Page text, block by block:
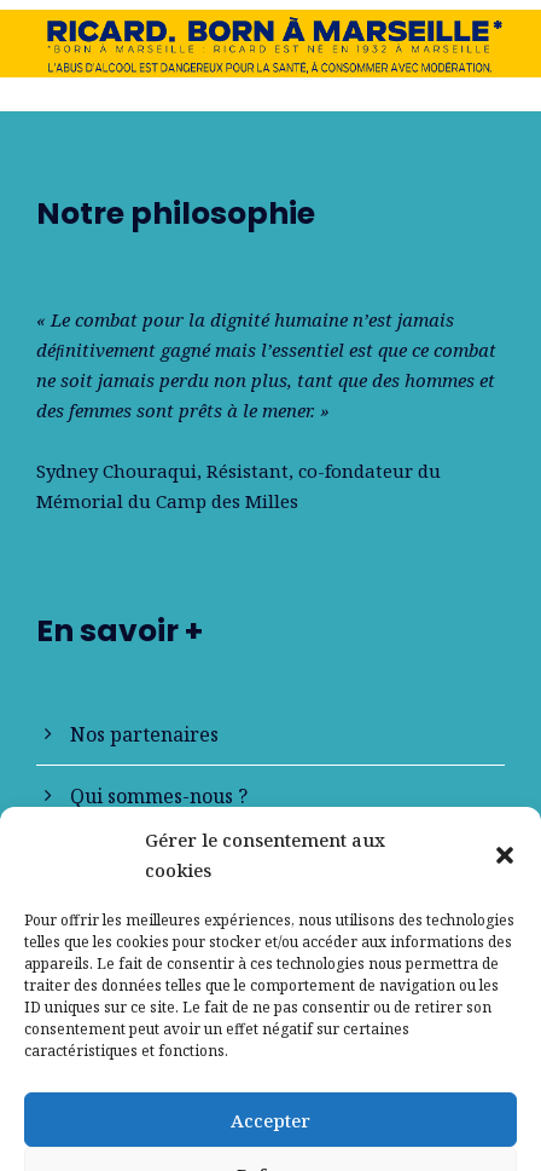
Gérer le consentement aux
cookies
Pour offrir les meilleures expériences, nous utilisons des technologies
telles que les cookies pour stocker et/ou accéder aux informations des
appareils. Le fait de consentir à ces technologies nous permettra de
traiter des données telles que le comportement de navigation ou les
ID uniques sur ce site. Le fait de ne pas consentir ou de retirer son
consentement peut avoir un effet négatif sur certaines
caractéristiques et fonctions.
Accepter
Notre philosophie
« Le combat pour la dignité humaine n’est jamais
déﬁnitivement gagné mais l’essentiel est que ce combat
ne soit jamais perdu non plus, tant que des hommes et
des femmes sont prêts à le mener. »
Sydney Chouraqui, Résistant, co-fondateur du
Mémorial du Camp des Milles
En savoir +
Nos partenaires
Qui sommes-nous ?
Contactez-nous
Mentions légales
Politique de confidentialité